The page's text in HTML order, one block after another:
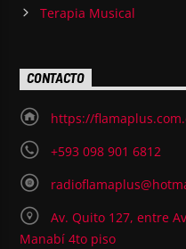
Terapia Musical
CONTACTO
https://
+593 098 901 6812
Av. Quito 127, entre
Manabí 4to piso